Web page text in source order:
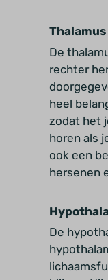
Thalamus
De
rechter
heel
zodat het
horen als
ook een
hersenen
De